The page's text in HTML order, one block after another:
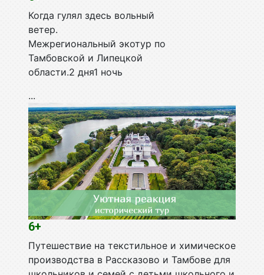
Когда гулял здесь вольный
ветер.
Межрегиональный экотур по
Тамбовской и Липецкой
области.2 дня1 ночь
...
6+
Путешествие на текстильное и химическое
производства в Рассказово и Тамбове для